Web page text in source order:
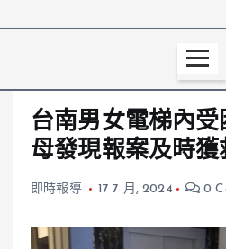
台南男女電梯內
母發現報案及時獲
即時報導 17 7 月, 2024 0